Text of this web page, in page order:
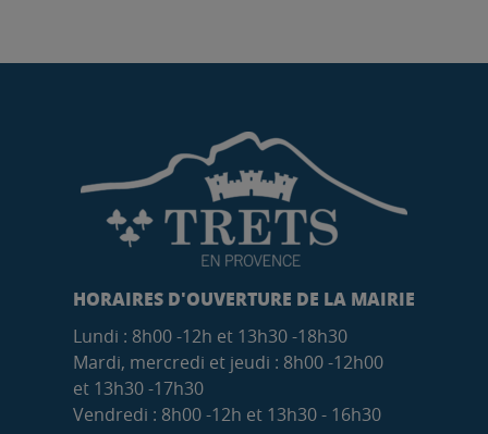
HORAIRES D'OUVERTURE DE LA MAIRIE
Lundi : 8h00 -12h et 13h30 -18h30
Mardi, mercredi et jeudi : 8h00 -12h00
et 13h30 -17h30
Vendredi : 8h00 -12h et 13h30 - 16h30